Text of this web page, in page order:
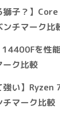
獅子？】
ンチマーク比
を性
ーク比較
強い】
チマーク比較